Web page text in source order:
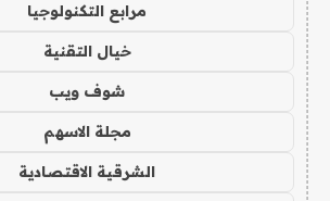
مرابع التكنولوجيا
خيال التقنية
شوف ويب
مجلة الاسهم
الشرقية الاقتصادية